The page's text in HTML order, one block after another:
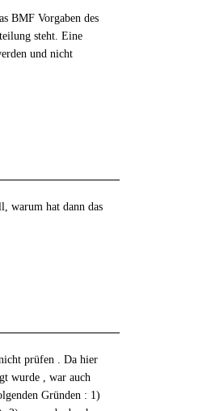
BMF Vorgaben des
steht. Eine
und nicht
warum hat dann das
prüfen . Da hier
wurde , war auch
Gründen : 1)